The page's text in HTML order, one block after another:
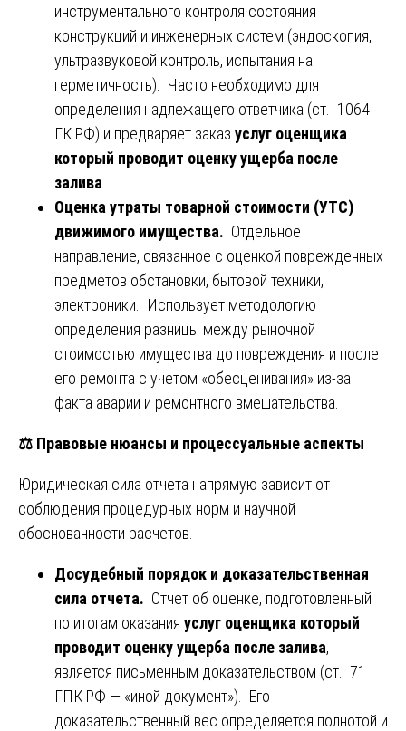
инструментального контроля состояния
конструкций и инженерных систем (эндоскопия,
ультразвуковой контроль, испытания на
герметичность). Часто необходимо для
определения надлежащего ответчика (ст. 1064
ГК РФ) и предваряет заказ услуг оценщика
который проводит оценку ущерба после
залива
Оценка утраты товарной стоимости (УТС)
движимого имущества. Отдельное
направление, связанное с оценкой поврежденных
предметов обстановки, бытовой техники,
электроники. Использует методологию
определения разницы между рыночной
стоимостью имущества до повреждения и после
его ремонта с учетом «обесценивания» из-за
факта аварии и ремонтного вмешательства.
⚖️ Правовые нюансы и процессуальные аспекты
Юридическая сила отчета напрямую зависит от
соблюдения процедурных норм и научной
обоснованности расчетов.
Досудебный порядок и доказательственная
сила отчета. Отчет об оценке, подготовленный
по итогам оказания услуг оценщика который
проводит оценку ущерба после залива,
является письменным доказательством (ст. 71
ГПК РФ — «иной документ»). Его
доказательственный вес определяется полнотой и